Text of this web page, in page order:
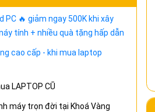
PC 🔥 giảm ngay 500K khi xây
tính + nhiều quà tặng hấp dẫn
cao cấp - khi mua laptop
LAPTOP CŨ
máy trọn đời tại Khoá Vàng